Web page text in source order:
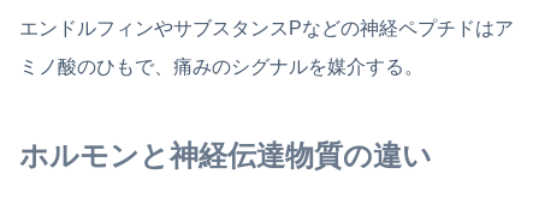
エンドルフィンやサブスタンスPなどの神経ペプチドはア
ミノ酸のひもで、痛みのシグナルを媒介する。
ホルモンと神経伝達物質の違い